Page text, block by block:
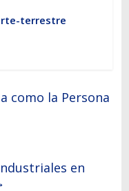
terrestre
como la Persona
en